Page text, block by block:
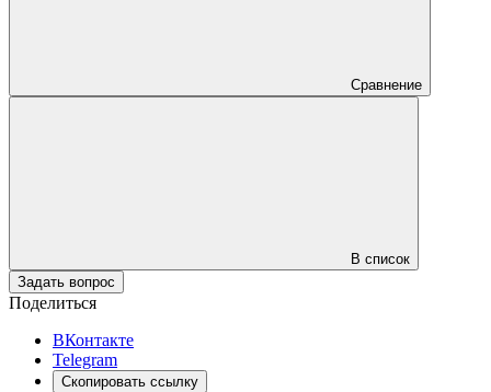
Сравнение
В список
Задать вопрос
Поделиться
ВКонтакте
Telegram
Скопировать ссылку